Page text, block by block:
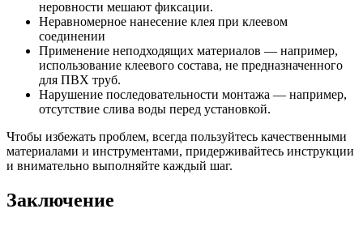
неровности мешают фиксации.
Неравномерное нанесение клея при клеевом
соединении
Применение неподходящих материалов — например,
использование клеевого состава, не предназначенного
для ПВХ труб.
Нарушение последовательности монтажа — например,
отсутствие слива воды перед установкой.
Чтобы избежать проблем, всегда пользуйтесь качественными
материалами и инструментами, придерживайтесь инструкции
и внимательно выполняйте каждый шаг.
Заключение